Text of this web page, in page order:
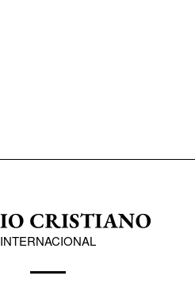
INTERNACIONAL